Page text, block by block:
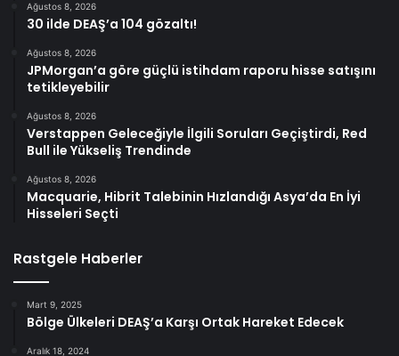
Ağustos 8, 2026
30 ilde DEAŞ’a 104 gözaltı!
Ağustos 8, 2026
JPMorgan’a göre güçlü istihdam raporu hisse satışını
tetikleyebilir
Ağustos 8, 2026
Verstappen Geleceğiyle İlgili Soruları Geçiştirdi, Red
Bull ile Yükseliş Trendinde
Ağustos 8, 2026
Macquarie, Hibrit Talebinin Hızlandığı Asya’da En İyi
Hisseleri Seçti
Rastgele Haberler
Mart 9, 2025
Bölge Ülkeleri DEAŞ’a Karşı Ortak Hareket Edecek
Aralık 18, 2024